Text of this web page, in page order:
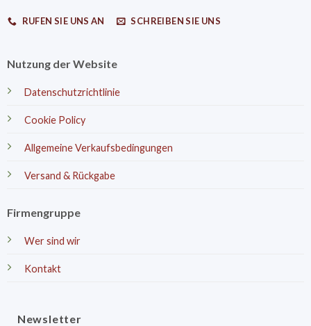
RUFEN SIE UNS AN SCHREIBEN SIE UNS
Nutzung der Website
Datenschutzrichtlinie
Cookie Policy
Allgemeine Verkaufsbedingungen
Versand & Rückgabe
Firmengruppe
Wer sind wir
Kontakt
Newsletter